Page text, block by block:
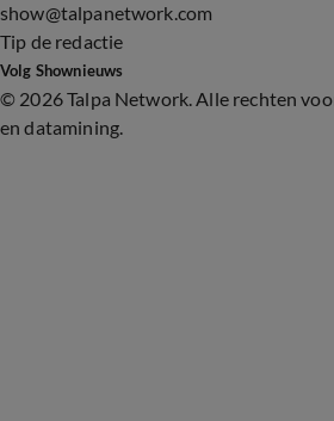
show@talpanetwork.com
Tip de redactie
Volg Shownieuws
© 2026 Talpa Network. Alle rechten
en datamining.